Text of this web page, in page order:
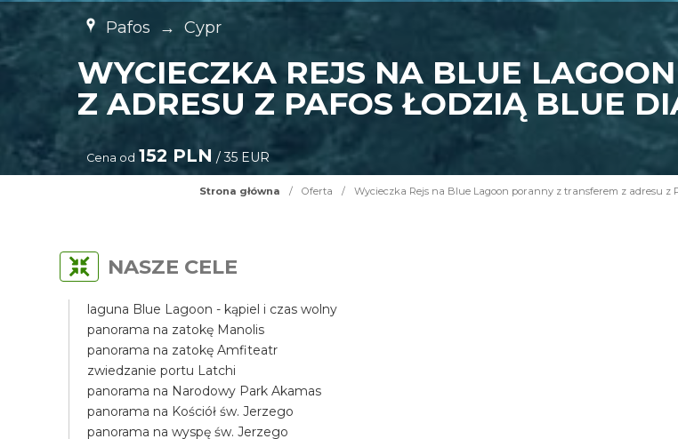
Pafos → Cypr
WYCIECZKA REJS NA BLUE
Z ADRESU Z PAFOS ŁODZIĄ BLUE
Cena od 152 PLN / 35 EUR
Strona główna / Oferta / Wycieczka Rejs na Blue Lagoon poranny z transferem z adresu z
NASZE CELE
laguna Blue Lagoon - kąpiel i czas wolny
panorama na zatokę Manolis
panorama na zatokę Amfiteatr
zwiedzanie portu Latchi
panorama na Narodowy Park Akamas
panorama na Kościół św. Jerzego
panorama na wyspę św. Jerzego